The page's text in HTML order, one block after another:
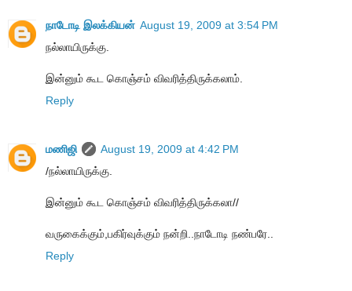
நாடோடி இலக்கியன் August 19, 2009 at 3:54 PM
நல்லாயிருக்கு.
இன்னும் கூட கொஞ்சம் விவரித்திருக்கலாம்.
Reply
மணிஜி
August 19, 2009 at 4:42 PM
/நல்லாயிருக்கு.
இன்னும் கூட கொஞ்சம் விவரித்திருக்கலா//
வருகைக்கும்,பகிர்வுக்கும் நன்றி..நாடோடி நண்பரே..
Reply